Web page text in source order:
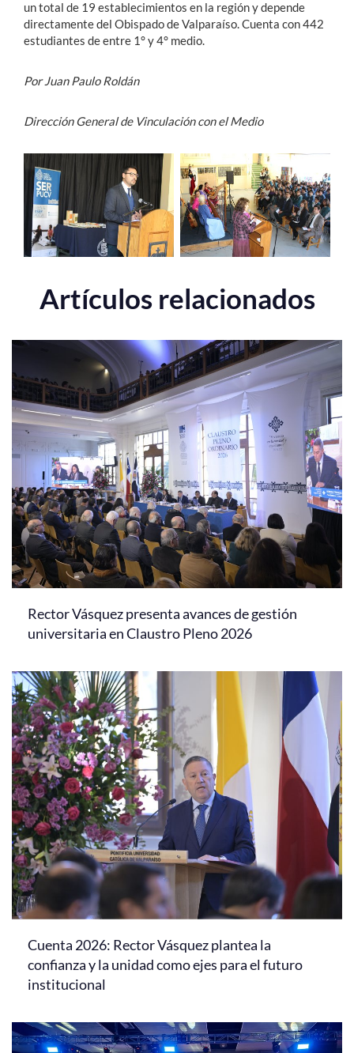
un total de 19 establecimientos en la región y depende
directamente del Obispado de Valparaíso. Cuenta con 442
estudiantes de entre 1° y 4° medio.
Por Juan Paulo Roldán
Dirección General de Vinculación con el Medio
Artículos relacionados
Rector Vásquez presenta avances de gestión
universitaria en Claustro Pleno 2026
Cuenta 2026: Rector Vásquez plantea la
confianza y la unidad como ejes para el futuro
institucional